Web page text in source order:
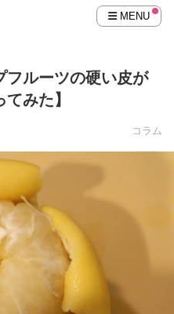
MENU
フルーツの硬い皮が
みた】
コラム